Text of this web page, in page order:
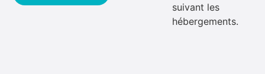
suivant les
hébergements.